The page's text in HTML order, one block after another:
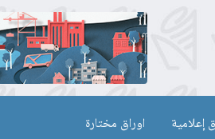
إعلامية اوراق مختارة